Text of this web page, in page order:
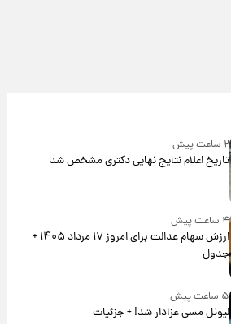
۲ ساعت پیش
تاریخ اعلام نتایج نهایی دکتری مشخص شد
۴ ساعت پیش
ارزش سهام عدالت برای امروز ۱۷ مرداد ۱۴۰۵ +
جدول
۵ ساعت پیش
لیونل مسی عزادار شد! + جزئیات